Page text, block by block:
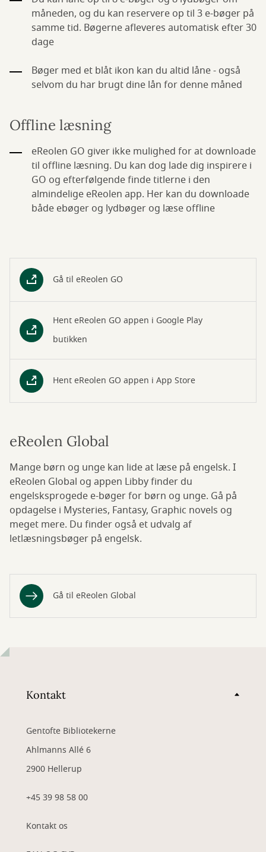
måneden, og du kan reservere op til 3 e-bøger på
samme tid. Bøgerne afleveres automatisk efter 30
dage
Bøger med et blåt ikon kan du altid låne - også
selvom du har brugt dine lån for denne måned
Offline læsning
eReolen GO giver ikke mulighed for at downloade
til offline læsning. Du kan dog lade dig inspirere i
GO og efterfølgende finde titlerne i den
almindelige eReolen app. Her kan du downloade
både ebøger og lydbøger og læse offline
Gå til eReolen GO
Hent eReolen GO appen i Google Play
butikken
Hent eReolen GO appen i App Store
eReolen Global
Mange børn og unge kan lide at læse på engelsk. I
eReolen Global og appen Libby finder du
engelsksprogede e-bøger for børn og unge. Gå på
opdagelse i Mysteries, Fantasy, Graphic novels og
meget mere. Du finder også et udvalg af
letlæsningsbøger på engelsk.
Gå til eReolen Global
Kontakt
Gentofte Bibliotekerne
Ahlmanns Allé 6
2900 Hellerup
+45 39 98 58 00
Kontakt os